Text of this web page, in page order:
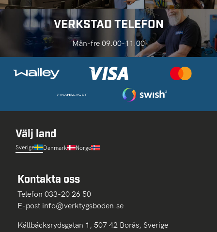
VERKSTAD TELEFON
Mån-fre 09.00-11.00
Välj land
Sverige Danmark Norge
Kontakta oss
Telefon 033-20 26 50
E-post info@verktygsboden.se
Källbäcksrydsgatan 1, 507 42 Borås, Sverige